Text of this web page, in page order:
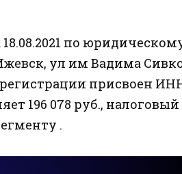
по
ул им Вадима
присвоен ИНН
196 078 руб.,
.